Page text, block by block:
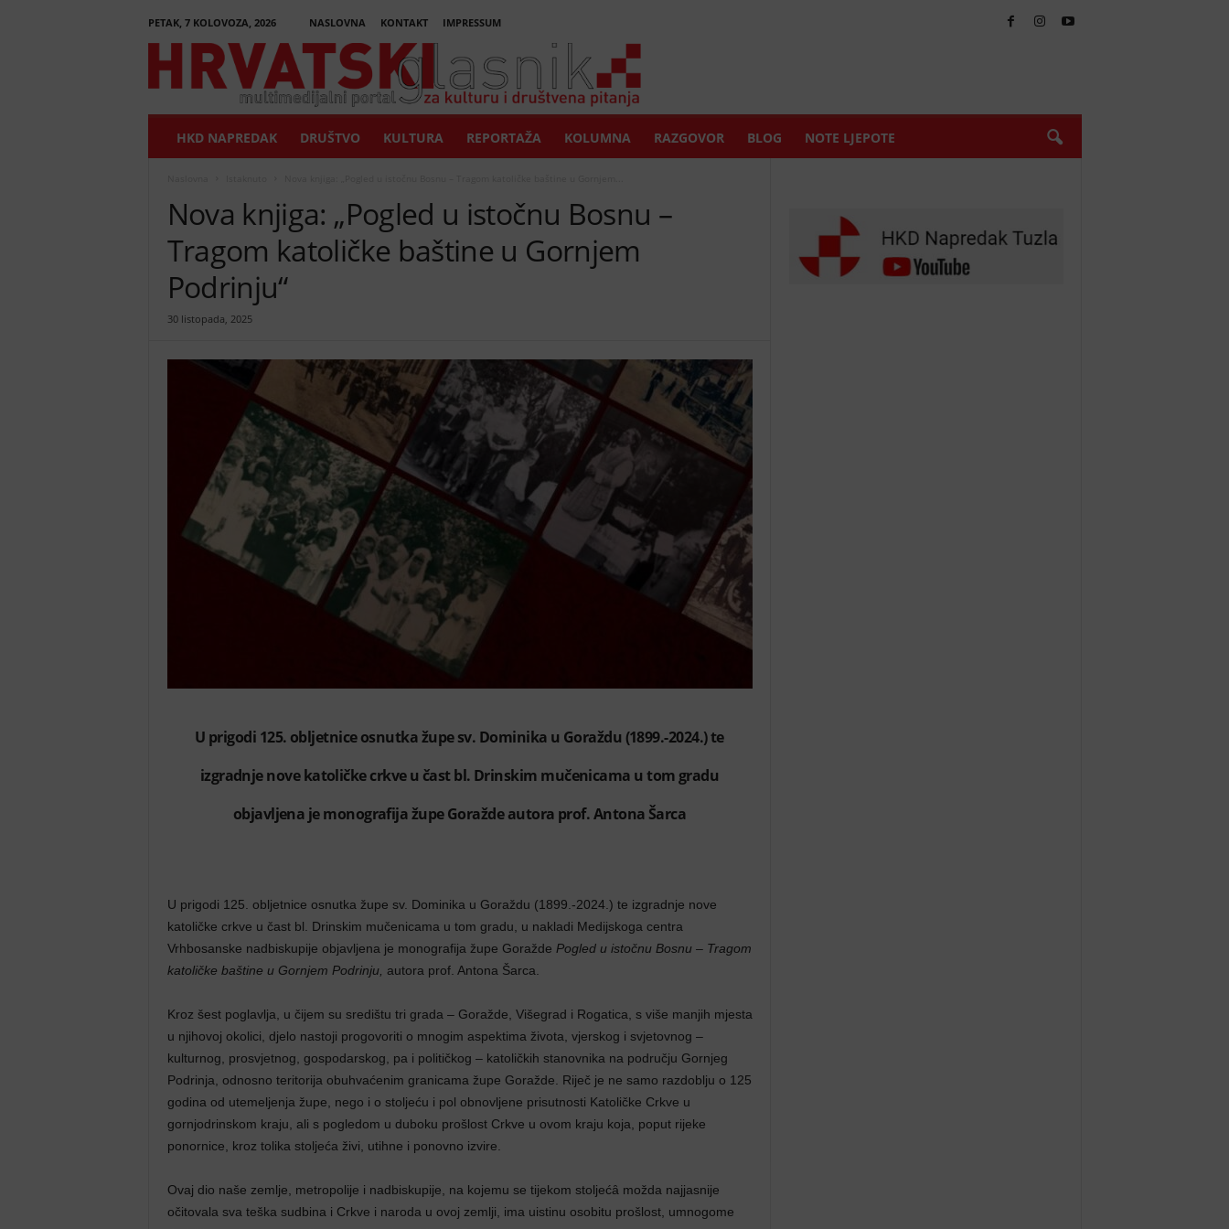
PETAK, 7 KOLOVOZA, 2026 NASLOVNA KONTAKT
IMPRESSUM
H
k
HKD NAPREDAK DRUŠTVO KULTURA REPORTAŽA KOLUMNA RAZGOVOR BLOG NOTE LJEPOTE
Nova knjiga: „Pogled u istočnu Bosnu –
Tragom katoličke baštine u Gornjem
Podrinju“
30 listopada, 2025
U prigodi 125. obljetnice osnutka župe sv. Dominika u Goraždu (1899.-2024.) te
izgradnje nove katoličke crkve u čast bl. Drinskim mučenicama u tom gradu
objavljena je monografija župe Goražde autora prof. Antona Šarca
U prigodi 125. obljetnice osnutka župe sv. Dominika u Goraždu (1899.-2024.) te izgradnje nove
katoličke crkve u čast bl. Drinskim mučenicama u tom gradu, u nakladi Medijskoga centra
Vrhbosanske nadbiskupije objavljena je monografija župe Goražde Pogled u istočnu Bosnu – Tragom
katoličke baštine u Gornjem Podrinju, autora prof. Antona Šarca.
Kroz šest poglavlja, u čijem su središtu tri grada – Goražde, Višegrad i Rogatica, s više manjih mjesta
u njihovoj okolici, djelo nastoji progovoriti o mnogim aspektima života, vjerskog i svjetovnog –
kulturnog, prosvjetnog, gospodarskog, pa i političkog – katoličkih stanovnika na području Gornjeg
Podrinja, odnosno teritorija obuhvaćenim granicama župe Goražde. Riječ je ne samo razdoblju o 125
godina od utemeljenja župe, nego i o stoljeću i pol obnovljene prisutnosti Katoličke Crkve u
gornjodrinskom kraju, ali s pogledom u duboku prošlost Crkve u ovom kraju koja, poput rijeke
ponornice, kroz tolika stoljeća živi, utihne i ponovno izvire.
Ovaj dio naše zemlje, metropolije i nadbiskupije, na kojemu se tijekom stoljećȃ možda najjasnije
očitovala sva teška sudbina i Crkve i naroda u ovoj zemlji, ima uistinu osobitu prošlost, umnogome